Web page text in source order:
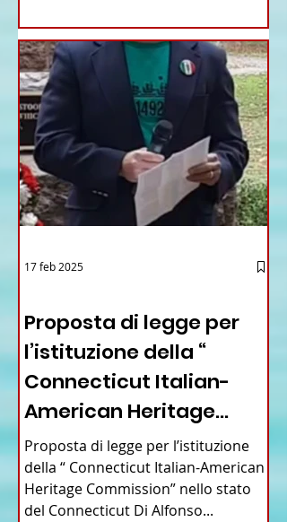
Proposta di legge per
l’istituzione della “
Connecticut Italian-
American Heritage
Commission” nello stato
del Connecticut
Proposta di legge per l’istituzione
della “ Connecticut Italian-American
Heritage Commission” nello stato
del Connecticut Di Alfonso...
17 feb 2025